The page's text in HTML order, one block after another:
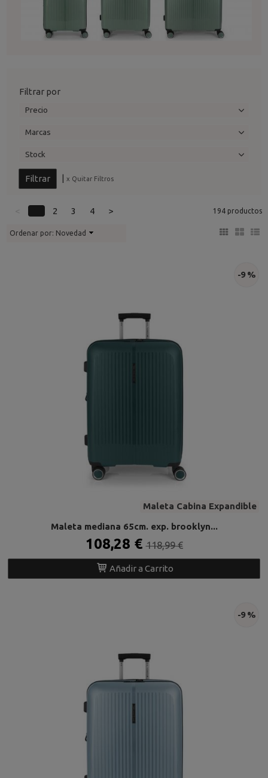
Filtrar por
Precio
Marcas
Stock
| x Quitar Filtros
2 3 4 > 194 productos
Ordenar por: Novedad
Maleta Cabina Expandible
-9 %
Maleta mediana 65cm. exp. brooklyn...
108,28 €118,99 €
Añadir a Carrito
-9 %